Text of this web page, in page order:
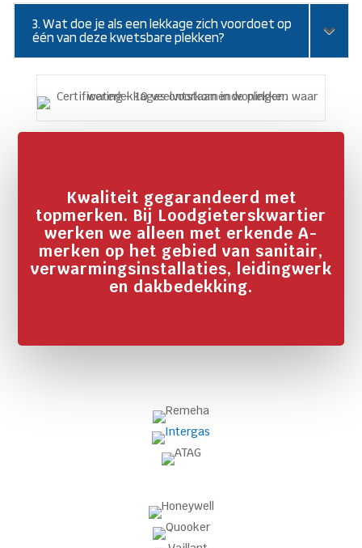
3. Wat doe je als een lekkage zich voordoet op
één van deze kwetsbare plekken?
Kwaliteit gegarandeerd met
topmerken. Bij Loodgieterskwartier
werken we alleen met erkende A-
merken op het gebied van sanitair,
verwarmingsinstallaties, leidingwerk
en dakbedekking.